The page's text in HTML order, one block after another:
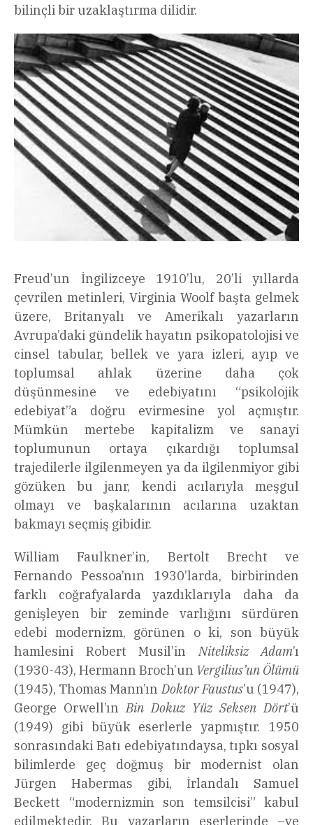
bilinçli bir uzaklaştırma dilidir.
Freud’un İngilizceye 1910’lu, 20’li yıllarda
çevrilen metinleri, Virginia Woolf başta gelmek
üzere, Britanyalı ve Amerikalı yazarların
Avrupa’daki gündelik hayatın psikopatolojisi ve
cinsel tabular, bellek ve yara izleri, ayıp ve
toplumsal ahlak üzerine daha çok
düşünmesine ve edebiyatını “psikolojik
edebiyat”a doğru evirmesine yol açmıştır.
Mümkün mertebe kapitalizm ve sanayi
toplumunun ortaya çıkardığı toplumsal
trajedilerle ilgilenmeyen ya da ilgilenmiyor gibi
gözüken bu janr, kendi acılarıyla meşgul
olmayı ve başkalarının acılarına uzaktan
bakmayı seçmiş gibidir.
William Faulkner’in, Bertolt Brecht ve
Fernando Pessoa’nın 1930’larda, birbirinden
farklı coğrafyalarda yazdıklarıyla daha da
genişleyen bir zeminde varlığını sürdüren
edebi modernizm, görünen o ki, son büyük
hamlesini Robert Musil’inNiteliksiz Adam’ı
(1930-43), Hermann Broch’un Vergilius’un Ölümü
(1945), Thomas Mann’ınDoktor Faustus’u (1947),
George Orwell’ınBin Dokuz Yüz Seksen Dört’ü
(1949) gibi büyük eserlerle yapmıştır. 1950
sonrasındaki Batı edebiyatındaysa, tıpkı sosyal
bilimlerde geç doğmuş bir modernist olan
Jürgen Habermas gibi, İrlandalı Samuel
Beckett “modernizmin son temsilcisi” kabul
edilmektedir. Bu yazarların eserlerinde –ve